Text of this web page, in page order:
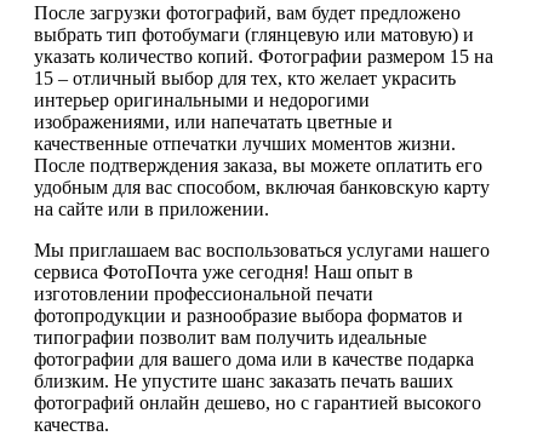
После загрузки фотографий, вам будет предложено
выбрать тип фотобумаги (глянцевую или матовую) и
указать количество копий. Фотографии размером 15 на
15 – отличный выбор для тех, кто желает украсить
интерьер оригинальными и недорогими
изображениями, или напечатать цветные и
качественные отпечатки лучших моментов жизни.
После подтверждения заказа, вы можете оплатить его
удобным для вас способом, включая банковскую карту
на сайте или в приложении.
Мы приглашаем вас воспользоваться услугами нашего
сервиса ФотоПочта уже сегодня! Наш опыт в
изготовлении профессиональной печати
фотопродукции и разнообразие выбора форматов и
типографии позволит вам получить идеальные
фотографии для вашего дома или в качестве подарка
близким. Не упустите шанс заказать печать ваших
фотографий онлайн дешево, но с гарантией высокого
качества.